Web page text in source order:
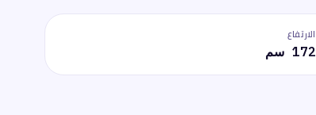
الارتفاع
172 سم